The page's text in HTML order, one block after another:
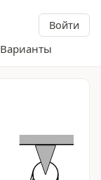
Войти
Варианты